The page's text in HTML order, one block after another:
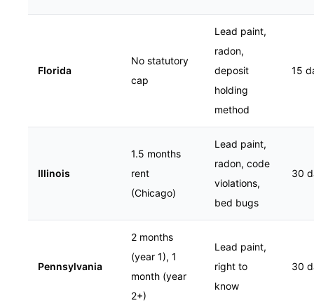
Florida
No statutory
cap
Lead paint,
radon,
deposit
holding
method
15
Illinois
1.5 months
rent
(Chicago)
Lead paint,
radon, code
violations,
bed bugs
30
Pennsylvania
2 months
(year 1), 1
month (year
2+)
Lead paint,
right to
know
30